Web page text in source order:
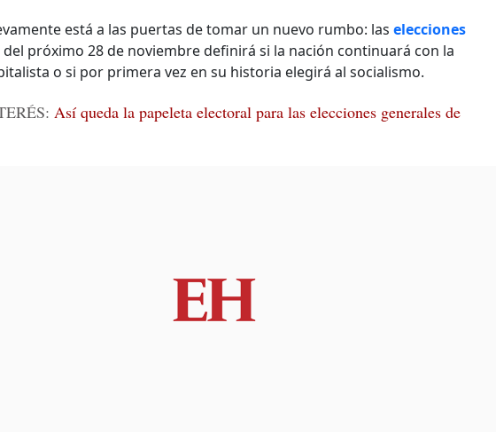
está a las puertas de tomar un nuevo rumbo: las elecciones
del próximo 28 de noviembre definirá si la nación continuará con la
o si por primera vez en su historia elegirá al socialismo.
Así queda la papeleta electoral para las elecciones generales de